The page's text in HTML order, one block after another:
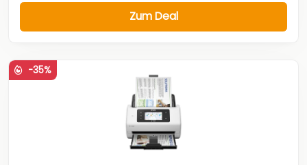
Zum Deal
-35%